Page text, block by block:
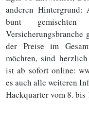
anderen
bunt
der Preise im
möchten, sind
ist ab sofort online:
es auch alle weiteren
Hackquarter vom 8. bis